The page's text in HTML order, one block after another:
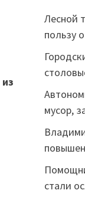
Лесной
пользу
мусор,
стали